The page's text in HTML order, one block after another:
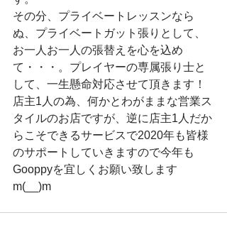
その分、プライベートレッスンなら
ぬ、プライベートガット張りとして、
お一人お一人の張替えを心を込め
て・・・。プレイヤーの専属張り士と
して、一生懸命対応させて頂きます！
店主1人の為、何かとわがままな営業ス
タイルのお店ですが、逆に店主1人だか
らこそできるサービスで2020年も皆様
のサポートしていきますので今年も
Gooppyを宜しくお願い致します
m(__)m